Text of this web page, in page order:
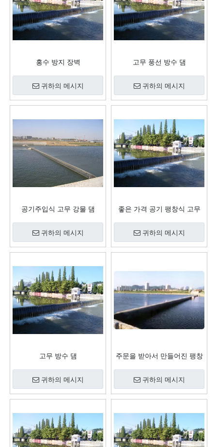
홍수 방지 장벽
귀하의 메시지
고무 풍선 방수 댐
귀하의 메시지
공기주입식 고무 강물 댐
귀하의 메시지
좋은 가격 공기 팽창식 고무
프로젝트
귀하의 메시지
고무 방수 댐
귀하의 메시지
주문을 받아서 만들어진 팽창
귀하의 메시지